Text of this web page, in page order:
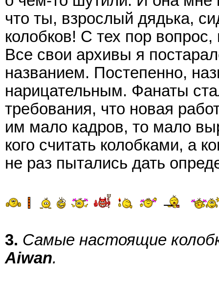
что ты, взрослый дядька,
колобков! С тех пор
Все свои архивы я
названием. Постепенно,
нарицательным. Фанаты
требования, что новая
им мало кадров, то мало
кого считать колобками, а
не раз пытались дать
3. Самые настоящие
Aiwan.